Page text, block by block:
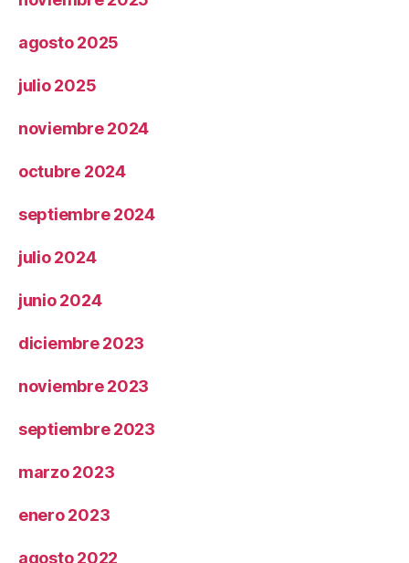
agosto 2025
julio 2025
noviembre 2024
octubre 2024
septiembre 2024
julio 2024
junio 2024
diciembre 2023
noviembre 2023
septiembre 2023
marzo 2023
enero 2023
agosto 2022